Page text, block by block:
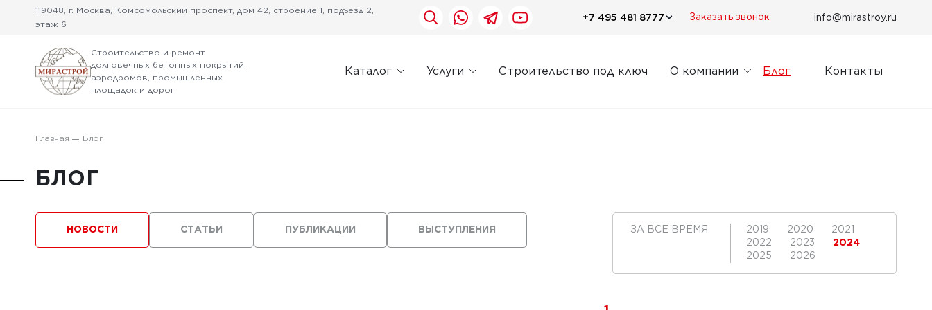
119048, г. Москва, Комсомольский проспект, дом 42, строение 1, подъезд 2,
этаж 6
+7 495 481 8777 Заказать звонок info@mirastroy.ru
Строительство и ремонт
долговечных бетонных покрытий,
аэродромов, промышленных
площадок и дорог
Каталог Услуги Строительство под ключ О компании Блог Контакты
Главная Блог
БЛОГ
ВЫСТУПЛЕНИЯ
ПУБЛИКАЦИИ
НОВОСТИ СТАТЬИ ЗА ВСЕ ВРЕМЯ 2019 2020
2021
2022
2023
2024
2025
2026